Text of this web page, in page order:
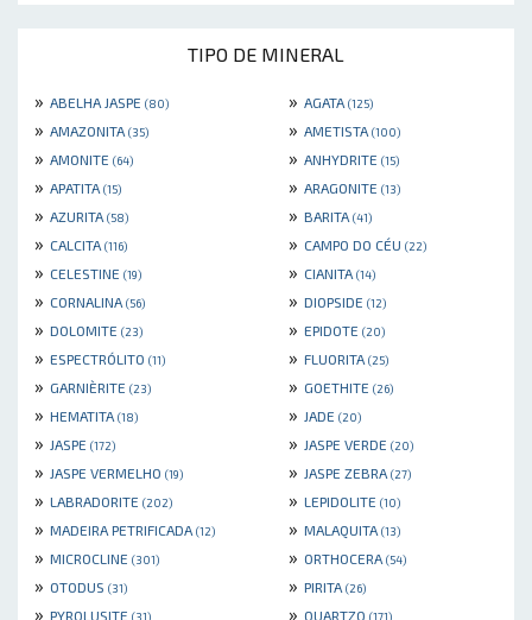
TIPO DE MINERAL
» ABELHA JASPE (80) » AGATA (125)
» AMAZONITA (35) » AMETISTA (100)
» AMONITE (64) » ANHYDRITE (15)
» APATITA (15) » ARAGONITE (13)
» AZURITA (58) » BARITA (41)
» CALCITA (116) » CAMPO DO CÉU (22)
» CELESTINE (19) » CIANITA (14)
» CORNALINA (56) » DIOPSIDE (12)
» DOLOMITE (23) » EPIDOTE (20)
» ESPECTRÓLITO (11) » FLUORITA (25)
» GARNIÈRITE (23) » GOETHITE (26)
» HEMATITA (18) » JADE (20)
» JASPE (172) » JASPE VERDE (20)
» JASPE VERMELHO (19) » JASPE ZEBRA (27)
» LABRADORITE (202) » LEPIDOLITE (10)
» MADEIRA PETRIFICADA (12) » MALAQUITA (13)
» MICROCLINE (301) » ORTHOCERA (54)
» OTODUS (31) » PIRITA (26)
» PYROLUSITE (31) » QUARTZO (171)